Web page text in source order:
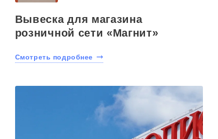
Вывеска для магазина
розничной сети «Магнит»
Смотреть подробнее